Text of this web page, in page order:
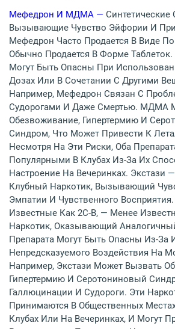
Мефедрон И МДМА — Синтетические
Вызывающие Чувство Эйфории И
Мефедрон Часто Продается В Виде
Обычно Продается В Форме Таблеток.
Могут Быть Опасны При
Дозах Или В Сочетании С Другими
Например, Мефедрон Связан С
Судорогами И Даже Смертью. МДМА
Обезвоживание, Гипертермию И
Синдром, Что Может Привести К
Несмотря На Эти Риски, Оба
Популярными В Клубах Из-За Их
Настроение На Вечеринках. Экстази
Клубный Наркотик, Вызывающий
Эмпатии И Чувственного
Известные Как 2C-B, — Менее
Наркотик, Оказывающий
Препарата Могут Быть Опасны Из-За
Непредсказуемого Воздействия На
Например, Экстази Может Вызвать
Гипертермию И Серотониновый
Галлюцинации И Судороги. Эти
Принимаются В Общественных
Клубах Или На Вечеринках, И Могут